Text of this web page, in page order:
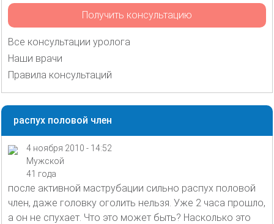
Получить консультацию
Все консультации уролога
Наши врачи
Правила консультаций
распух половой член
4 ноября 2010 - 14:52
Мужской
41 года
после активной маструбации сильно распух половой
член, даже головку оголить нельзя. Уже 2 часа прошло,
а он не спухает. Что это может быть? Насколько это